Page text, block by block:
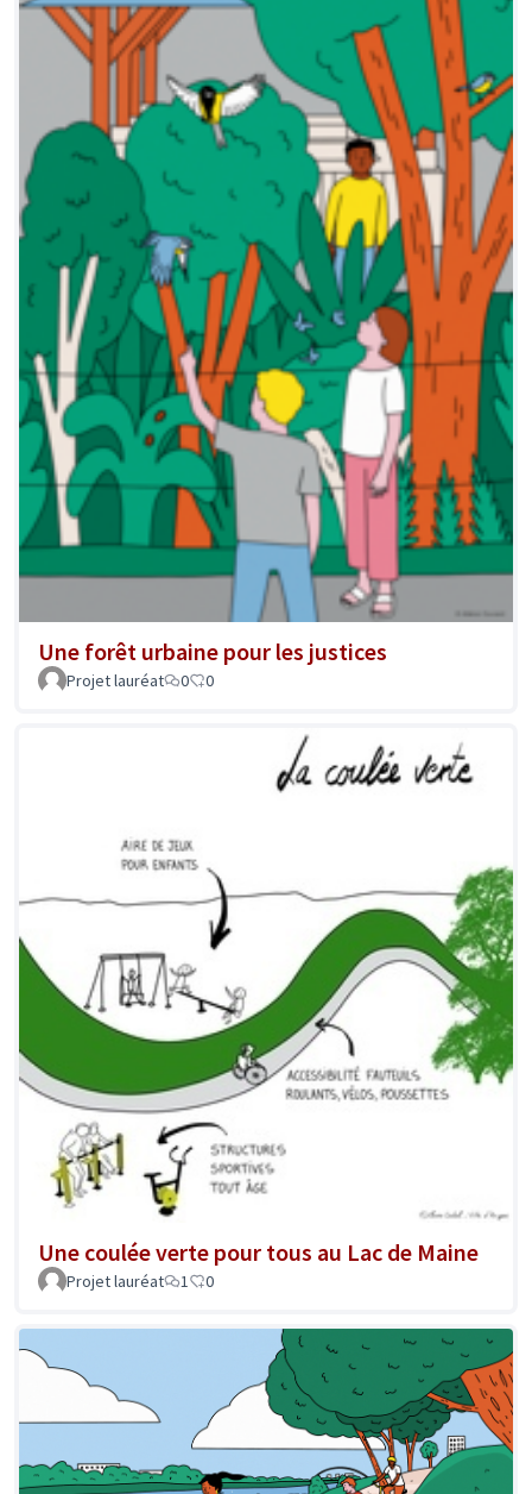
Une forêt urbaine pour les justices
Projet lauréat 0 0
Une coulée verte pour tous au Lac de Maine
Projet lauréat 1 0